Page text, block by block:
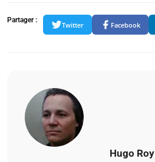
Partager :
Twitter Facebook
Hugo Roy